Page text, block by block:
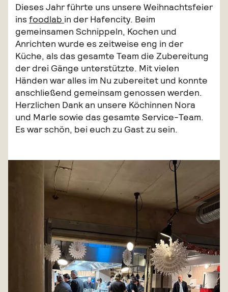
Dieses Jahr führte uns unsere Weihnachtsfeier
insfoodlab in der Hafencity. Beim
gemeinsamen Schnippeln, Kochen und
Anrichten wurde es zeitweise eng in der
Küche, als das gesamte Team die Zubereitung
der drei Gänge unterstützte. Mit vielen
Händen war alles im Nu zubereitet und konnte
anschließend gemeinsam genossen werden.
Herzlichen Dank an unsere Köchinnen Nora
und Marle sowie das gesamte Service-Team.
Es war schön, bei euch zu Gast zu sein.